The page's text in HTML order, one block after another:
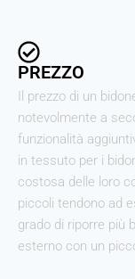
PREZZO
Il prezzo di un
notevolmente a
funzionalità
in tessuto per i
costosa delle loro
piccoli tendono ad
grado di riporre più
esterno con un